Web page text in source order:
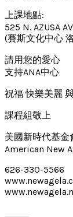
上課地點:
525 N. AZUSA
(賽斯文化中心
請用您的愛心
支持ANA中心
祝福 快樂美麗
課程組敬上
美國新時代基金
American New
626-330-5566